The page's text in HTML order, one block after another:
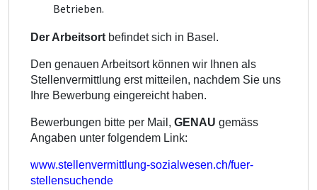
Betrieben.
Der Arbeitsort befindet sich in Basel .
Den genauen Arbeitsort können wir Ihnen als
Stellenvermittlung erst mitteilen, nachdem Sie uns
Ihre Bewerbung eingereicht haben.
Bewerbungen bitte per Mail, GENAU gemäss
Angaben unter folgendem Link:
www.stellenvermittlung-sozialwesen.ch/fuer-
stellensuchende